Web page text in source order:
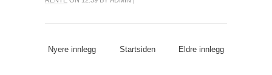
Nyere innlegg Eldre innlegg
Startsiden